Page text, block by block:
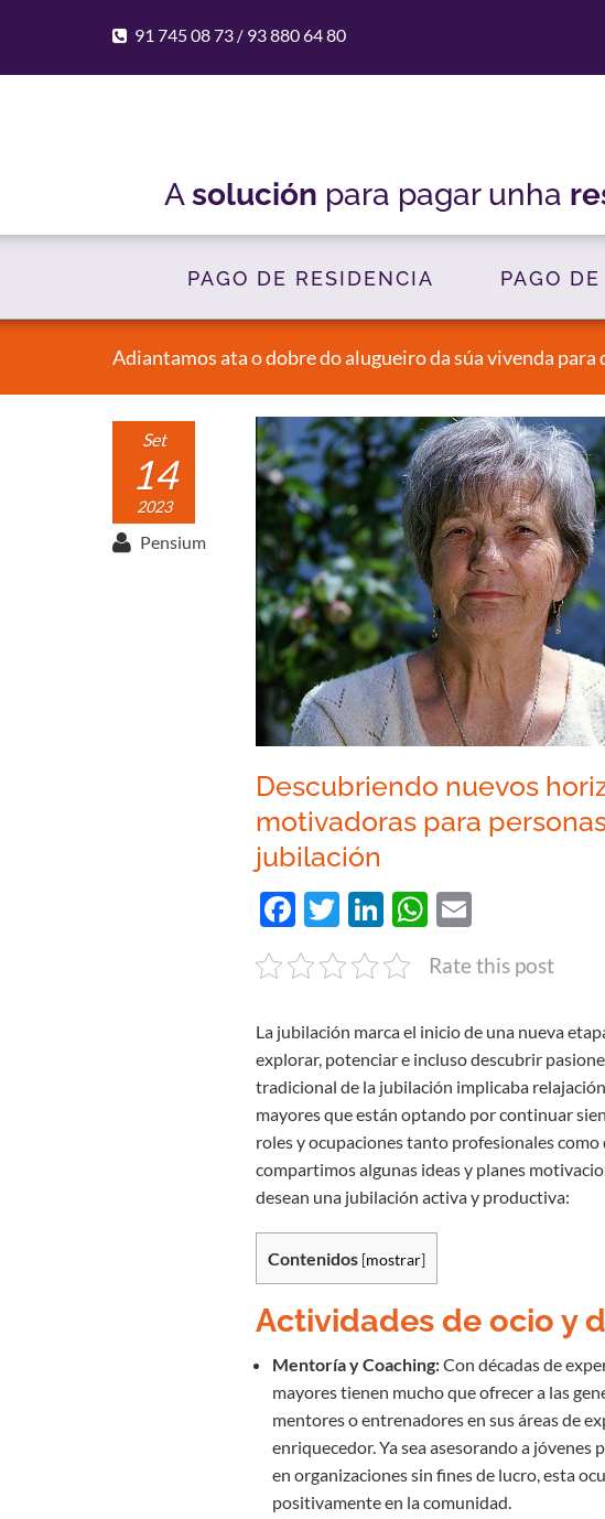
91 745 08 73/ 93 880 64 80
Asolución para pagar unha
PAGO DE RESIDENCIA PAGO
Adiantamos ata o dobre do alugueiro da súa vivenda
Set
14
2023
Pensium
Descubriendo nuevos
motivadoras para
jubilación
Facebook
Twitter
LinkedIn
WhatsApp
Rate this post
La jubilación marca el inicio de una nueva
explorar, potenciar e incluso descubrir
tradicional de la jubilación implicaba
mayores que están optando por continuar
roles y ocupaciones tanto profesionales
compartimos algunas ideas y planes
desean una jubilación activa y productiva:
Contenidos [mostrar]
Actividades de ocio y
Mentoría y Coaching:Con décadas de
mayores tienen mucho que ofrecer a las
mentores o entrenadores en sus áreas de
enriquecedor. Ya sea asesorando a
en organizaciones sin fines de lucro, esta
positivamente en la comunidad.